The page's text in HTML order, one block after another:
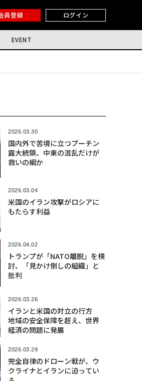
員登録 ログイン
EVENT
2026.03.30
国内外で苦境に立つプーチン
露大統領、中東の混乱だけが
救いの綱か
2026.03.04
米国のイラン攻撃がロシアに
もたらす利益
2026.04.02
トランプが「NATO離脱」を検
討、「見かけ倒しの組織」と
批判
2026.03.26
イランと米国の対立の行方
地域の安全保障を超え、世界
経済の問題に発展
2026.03.29
完全自律のドローン戦が、ウ
クライナとイランに迫ってい